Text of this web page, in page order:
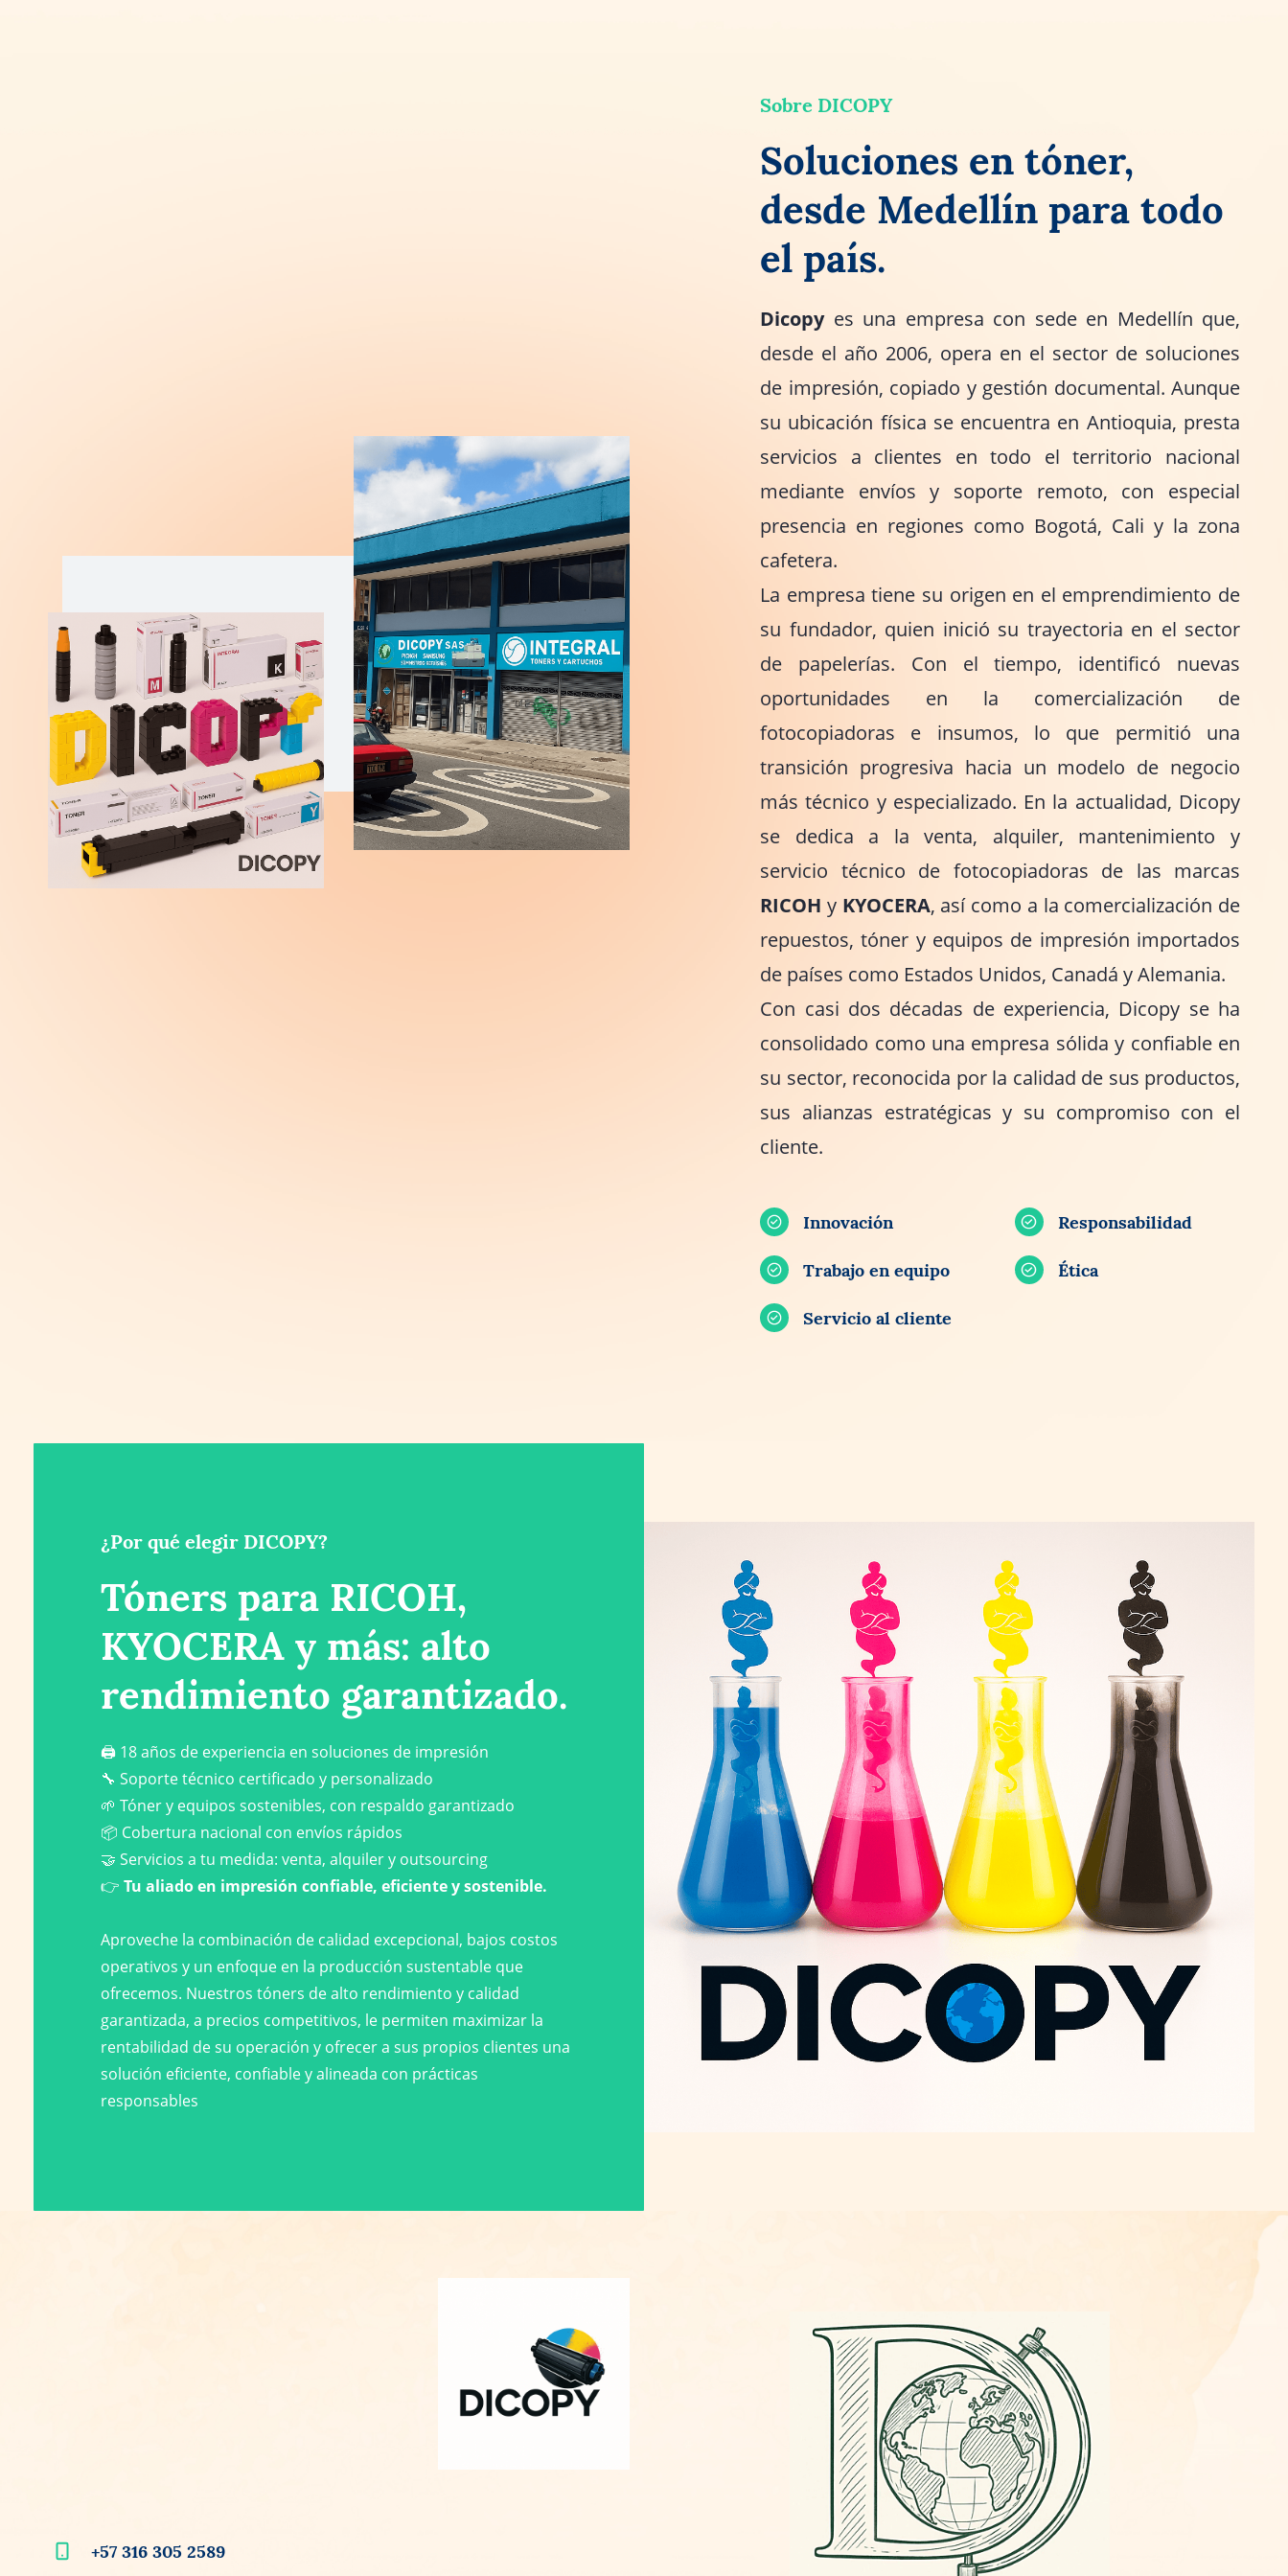
Sobre DICOPY
Soluciones en tóner,
desde Medellín para todo
el país.
Dicopyes una empresa con sede en Medellín que,
desde el año 2006, opera en el sector de soluciones
de impresión, copiado y gestión documental. Aunque
su ubicación física se encuentra en Antioquia, presta
servicios a clientes en todo el territorio nacional
mediante envíos y soporte remoto, con especial
presencia en regiones como Bogotá, Cali y la zona
cafetera.
La empresa tiene su origen en el emprendimiento de
su fundador, quien inició su trayectoria en el sector
de papelerías. Con el tiempo, identificó nuevas
oportunidades en la comercialización de
fotocopiadoras e insumos, lo que permitió una
transición progresiva hacia un modelo de negocio
más técnico y especializado. En la actualidad, Dicopy
se dedica a la venta, alquiler, mantenimiento y
servicio técnico de fotocopiadoras de las marcas
RICOH y KYOCERA, así como a la comercialización de
repuestos, tóner y equipos de impresión importados
de países como Estados Unidos, Canadá y Alemania.
Con casi dos décadas de experiencia, Dicopy se ha
consolidado como una empresa sólida y confiable en
su sector, reconocida por la calidad de sus productos,
sus alianzas estratégicas y su compromiso con el
cliente.
Innovación
Trabajo en equipo
Servicio al cliente
Responsabilidad
Ética
¿Por qué elegir DICOPY?
Tóners para RICOH,
KYOCERA y más: alto
rendimiento garantizado.
🖨️ 18 años de experiencia en soluciones de impresión
🔧 Soporte técnico certificado y personalizado
🌱 Tóner y equipos sostenibles, con respaldo garantizado
📦 Cobertura nacional con envíos rápidos
🤝 Servicios a tu medida: venta, alquiler y outsourcing
👉 Tu aliado en impresión confiable, eficiente y sostenible.
Aproveche la combinación de calidad excepcional, bajos costos
operativos y un enfoque en la producción sustentable que
ofrecemos. Nuestros tóners de alto rendimiento y calidad
garantizada, a precios competitivos, le permiten maximizar la
rentabilidad de su operación y ofrecer a sus propios clientes una
solución eficiente, confiable y alineada con prácticas
responsables
+57 316 305 2589